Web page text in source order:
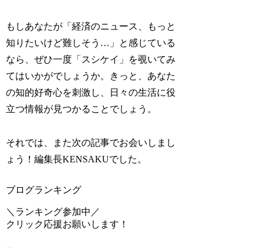
もしあなたが「経済のニュース、もっと
知りたいけど難しそう…」と感じている
なら、ぜひ一度「スシケイ」を覗いてみ
てはいかがでしょうか。きっと、あなた
の知的好奇心を刺激し、日々の生活に役
立つ情報が見つかることでしょう。
それでは、また次の記事でお会いしまし
ょう！編集長KENSAKUでした。
ブログランキング
＼ランキング参加中／
クリック応援お願いします！